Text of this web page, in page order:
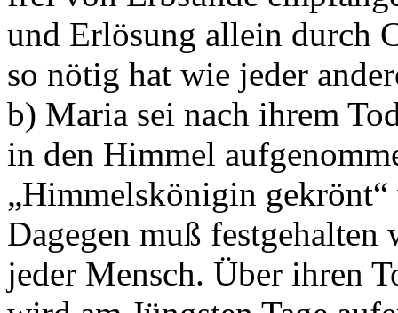
und Erlösung allein durch
so nötig hat wie jeder
b) Maria sei nach ihrem
in den Himmel
„Himmelskönigin
Dagegen muß
jeder Mensch. Über ihren